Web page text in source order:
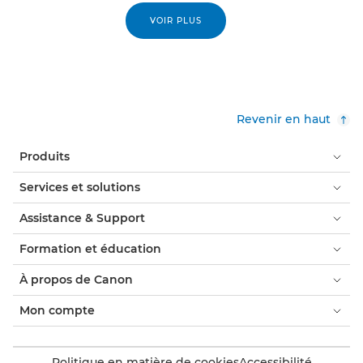
VOIR PLUS
Revenir en haut
Produits
Services et solutions
Assistance & Support
Formation et éducation
À propos de Canon
Mon compte